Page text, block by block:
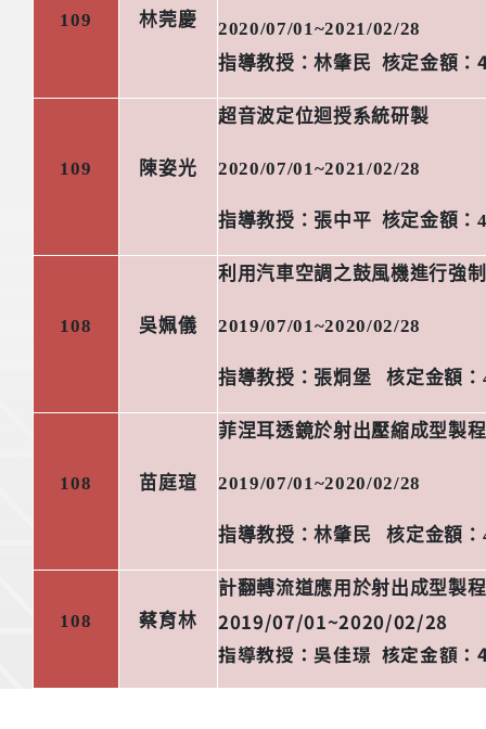
109 林莞慶
2020/07/01~2021/02/28
指導教授：林肇民 核定金額：
109 陳姿光
超音波定位迴授系統研製
2020/07/01~2021/02/28
指導教授：張中平 核定金額：
108 吳姵儀
利用汽車空調之鼓風機進行強
2019/07/01~2020/02/28
指導教授：張烔堡 核定金額：
108 苗庭瑄
菲涅耳透鏡於射出壓縮成型製
2019/07/01~2020/02/28
指導教授：林肇民 核定金額：
108 蔡育林
計翻轉流道應用於射出成型製
2019/07/01~2020/02/28
指導教授：吳佳璟 核定金額：